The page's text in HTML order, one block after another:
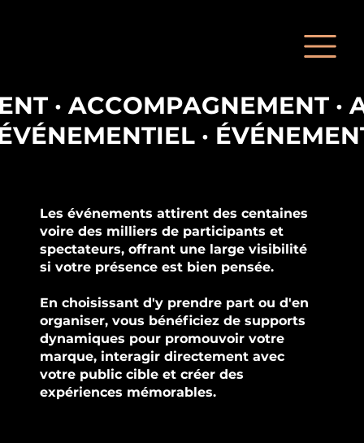
· ACCOMPAGNEMENT ·
·
Les événements attirent des centaines
voire des milliers de participants et
spectateurs, offrant une large visibilité
si votre présence est bien pensée.
En choisissant d'y prendre part ou d'en
organiser, vous bénéficiez de supports
dynamiques pour promouvoir votre
marque, interagir directement avec
votre public cible et créer des
expériences mémorables.